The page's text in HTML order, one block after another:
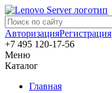
АвторизацияРегистрация
+7 495 120-17-56
Меню
Каталог
Главная